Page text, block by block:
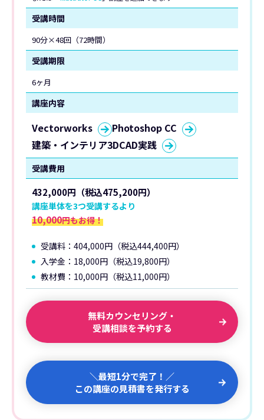
受講時間
90分×48回（72時間）
受講期限
6ヶ月
講座内容
Vectorworks
Photoshop CC
建築・インテリア3DCAD実践
受講費用
432,000円（税込475,200円）
講座単体を3つ受講するより
10,000円もお得！
受講料：404,000円（税込444,400円）
入学金：18,000円（税込19,800円）
教材費：10,000円（税込11,000円）
無料カウンセリング・
受講相談を予約する
＼最短1分で完了！／
この講座の見積書を発行する